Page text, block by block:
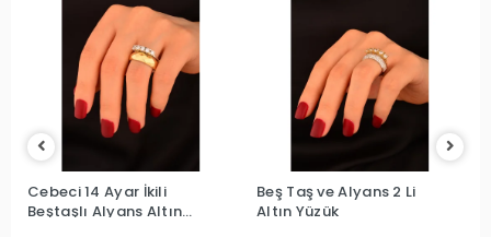
Cebeci 14 Ayar İkili
Beştaşlı Alyans Altın
Beş Taş ve Alyans 2 Li
Altın Yüzük